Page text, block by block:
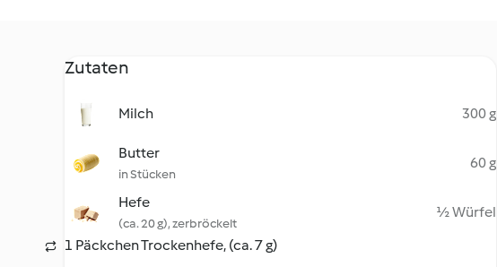
Zutaten
Milch 300 g
Butter
in Stücken
60 g
Hefe
(ca. 20 g), zerbröckelt
½ Würfel
1 Päckchen Trockenhefe, (ca. 7 g)